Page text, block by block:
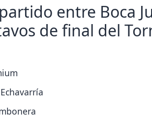
entre Boca
de final del